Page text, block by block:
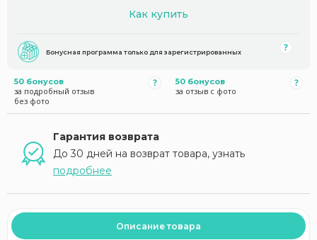
Как купить
Бонусная программа только для зарегистрированных
50 бонусов
за подробный отзыв
без фото
50 бонусов
за отзыв с фото
Гарантия возврата
До 30 дней на возврат товара, узнать
подробнее
Описание товара